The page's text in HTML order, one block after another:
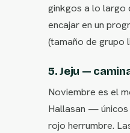
ginkgos a lo largo
encajar en un
(tamaño de grupo
5. Jeju —
Noviembre es el
Hallasan —
rojo herrumbre.